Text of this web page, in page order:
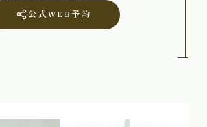
公式WEB予約